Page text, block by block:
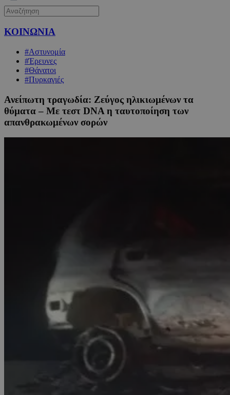
ΚΟΙΝΩΝΙΑ
#Αστυνομία
#Έρευνες
#Θάνατοι
#Πυρκαγιές
Ανείπωτη τραγωδία: Ζεύγος ηλικιωμένων τα
θύματα – Με τεστ DNA η ταυτοποίηση των
απανθρακωμένων σορών